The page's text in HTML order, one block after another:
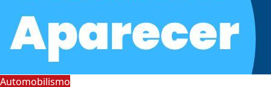
Automobilismo